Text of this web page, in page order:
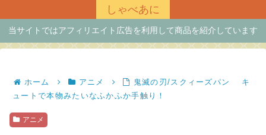
しゃべあに
当サイトではアフィリエイト広告を利用して商品を紹介しています
ホーム アニメ
鬼滅の刃/スクィーズパン キ
ュートで本物みたいなふかふか手触り！
アニメ